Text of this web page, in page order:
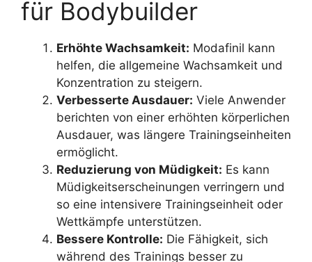
für Bodybuilder
Erhöhte Wachsamkeit: Modafinil kann
helfen, die allgemeine Wachsamkeit und
Konzentration zu steigern.
Verbesserte Ausdauer: Viele Anwender
berichten von einer erhöhten körperlichen
Ausdauer, was längere Trainingseinheiten
ermöglicht.
Reduzierung von Müdigkeit: Es kann
Müdigkeitserscheinungen verringern und
so eine intensivere Trainingseinheit oder
Wettkämpfe unterstützen.
Bessere Kontrolle: Die Fähigkeit, sich
während des Trainings besser zu